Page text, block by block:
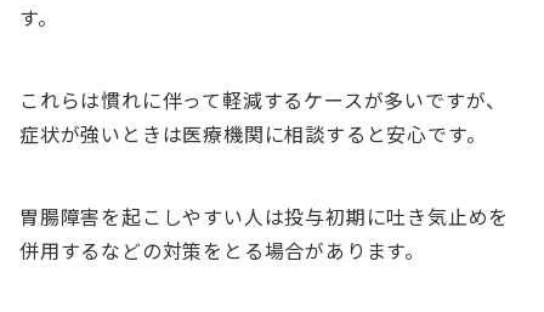
す。
これらは慣れに伴って軽減するケースが多いですが、
症状が強いときは医療機関に相談すると安心です。
胃腸障害を起こしやすい人は投与初期に吐き気止めを
併用するなどの対策をとる場合があります。